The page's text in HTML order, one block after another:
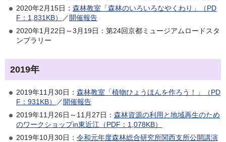
2020年2月15日： 森林教室「森林のいろいろなやくわり」（PD
F：1,831KB）
／開催報告
2020年1月22日～3月19日：第24回京都ミュージアムロードスタ
ンプラリー
2019年
2019年11月30日： 森林教室「植物ひょうほんを作ろう！」（PD
F：931KB）
／開催報告
2019年11月26日～11月27日： 森林資源の利用と地域再生のため
のワークショップin東近江（PDF：1,078KB）
2019年10月30日： 令和元年度森林総合研究所関西支所公開講演